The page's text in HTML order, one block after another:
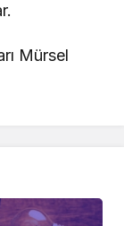
Mürsel